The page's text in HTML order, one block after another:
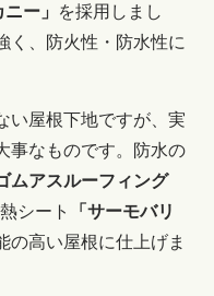
ー」 を採用しまし
く、防火性・防水性に
い屋根下地ですが、実
なものです。 防水の
ムアスルーフィング
シート
「サーモバリ
の高い屋根に仕上げま